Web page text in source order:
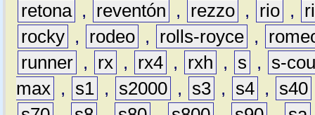
retona , reventón , rezzo , rio ,
rocky , rodeo , rolls-royce ,
runner , rx , rx4 , rxh , s ,
s-
max , s1 , s2000 , s3 , s4 , s40